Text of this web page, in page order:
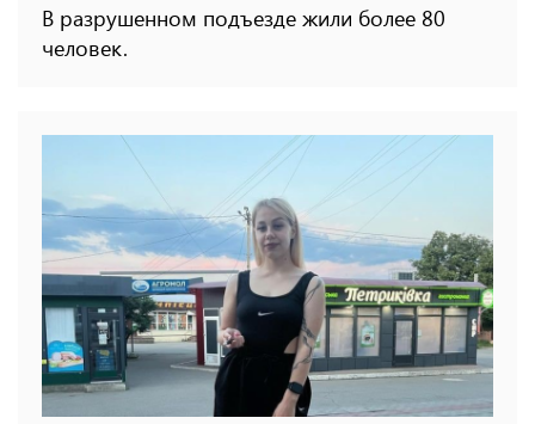
В разрушенном подъезде жили более 80
человек.